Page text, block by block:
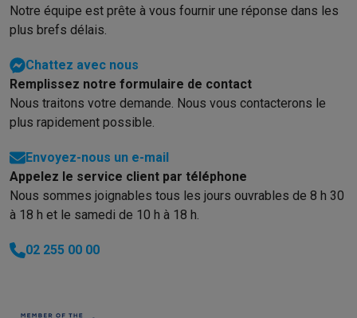
Notre équipe est prête à vous fournir une réponse dans les
plus brefs délais.
Chattez avec nous
Remplissez notre formulaire de contact
Nous traitons votre demande. Nous vous contacterons le
plus rapidement possible.
Envoyez-nous un e-mail
Appelez le service client par téléphone
Nous sommes joignables tous les jours ouvrables de 8 h 30
à 18 h et le samedi de 10 h à 18 h.
02 255 00 00